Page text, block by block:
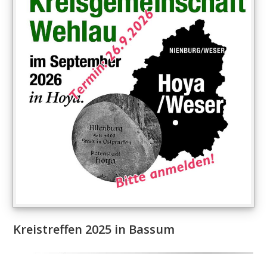
Kreistreffen 2025 in Bassum